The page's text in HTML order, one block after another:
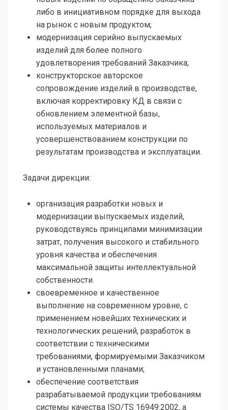
либо в инициативном порядке для выхода
на рынок с новым продуктом;
модернизация серийно выпускаемых
изделий для более полного
удовлетворения требований Заказчика;
конструкторское авторское
сопровождение изделий в производстве,
включая корректировку КД в связи с
обновлением элементной базы,
используемых материалов и
усовершенствованием конструкции по
результатам производства и эксплуатации.
Задачи дирекции:
организация разработки новых и
модернизации выпускаемых изделий,
руководствуясь принципами минимизации
затрат, получения высокого и стабильного
уровня качества и обеспечения
максимальной защиты интеллектуальной
собственности.
своевременное и качественное
выполнение на современном уровне, с
применением новейших технических и
технологических решений, разработок в
соответствии с техническими
требованиями, формируемыми Заказчиком
и установленными планами;
обеспечение соответствия
разрабатываемой продукции требованиям
системы качества ISO/TS 16949:2002, а